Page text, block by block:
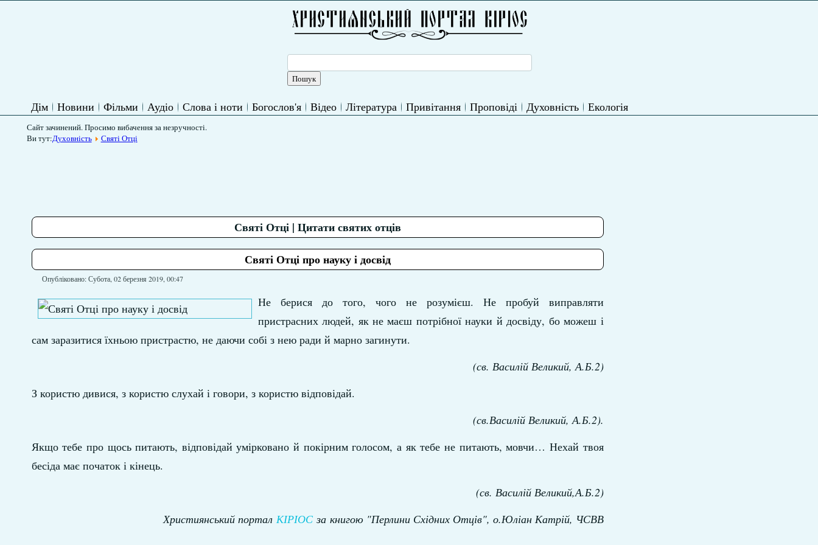
Дім Новини Фільми Аудіо Слова і ноти Богослов'я Відео Література Привітання Проповіді Духовність Екологія
Сайт зачинений. Просимо вибачення за незручності.
Ви тут:Духовність Святі Отці
Святі Отці | Цитати святих отців
Святі Отці про науку і досвід
Опубліковано: Субота, 02 березня 2019, 00:47
Не берися до того, чого не розумієш. Не пробуй виправляти
пристрасних людей, як не маєш потрібної науки й досвіду, бо можеш і
сам заразитися їхньою пристрастю, не даючи собі з нею ради й марно загинути.
(св. Василій Великий, А.Б.2)
З користю дивися, з користю слухай і говори, з користю відповідай.
(св.Василій Великий, А.Б.2).
Якщо тебе про щось питають, відповідай умірковано й покірним голосом, а як тебе не питають, мовчи… Нехай твоя
бесіда має початок і кінець.
(св. Василій Великий,А.Б.2)
Християнський портал КІРІОСза книгою "Перлини Східних Отців", о.Юліан Катрій, ЧСВВ